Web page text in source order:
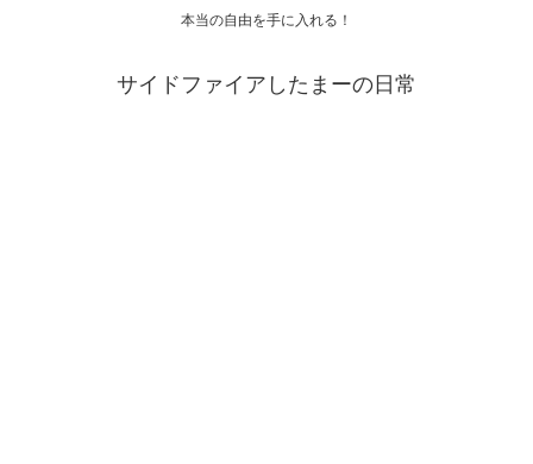
本当の自由を手に入れる！
サイドファイアしたまーの日常